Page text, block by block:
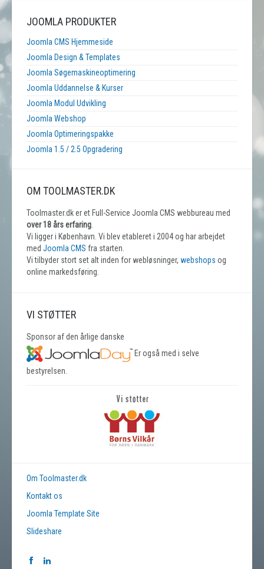
JOOMLA PRODUKTER
Joomla CMS Hjemmeside
Joomla Design & Templates
Joomla Søgemaskineoptimering
Joomla Uddannelse & Kurser
Joomla Modul Udvikling
Joomla Webshop
Joomla Optimeringspakke
Joomla 1.5 / 2.5 Opgradering
OM TOOLMASTER.DK
Toolmaster.dk er et Full-Service Joomla CMS webbureau med
over 18 års erfaring
Vi ligger i København. Vi blev etableret i 2004 og har arbejdet
med Joomla CMS fra starten.
Vi tilbyder stort set alt inden for webløsninger, webshops og
online markedsføring.
VI STØTTER
Sponsor af den årlige danske
Er også med i selve
bestyrelsen.
Om Toolmaster.dk
Kontakt os
Joomla Template Site
Slideshare